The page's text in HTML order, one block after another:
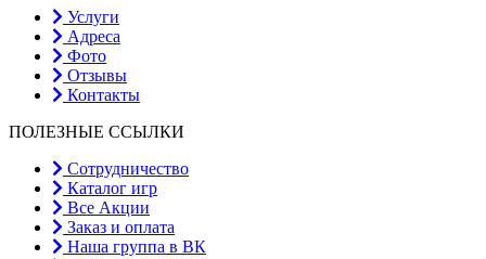
Услуги
Адреса
Фото
Отзывы
Контакты
ПОЛЕЗНЫЕ ССЫЛКИ
Сотрудничество
Каталог игр
Все Акции
Заказ и оплата
Наша группа в ВК